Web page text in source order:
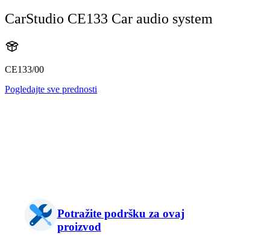
CarStudio CE133 Car audio system
CE133/00
Pogledajte sve prednosti
Potražite podršku za ovaj
proizvod